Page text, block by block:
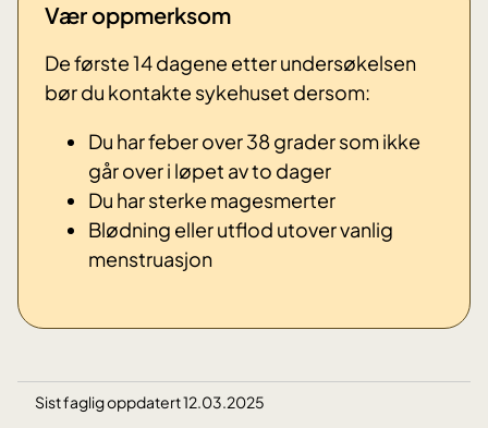
Vær oppmerksom
De første 14 dagene etter undersøkelsen
bør du kontakte sykehuset dersom:
Du har feber over 38 grader som ikke
går over i løpet av to dager
Du har sterke magesmerter
Blødning eller utflod utover vanlig
menstruasjon
Sist faglig oppdatert 12.03.2025